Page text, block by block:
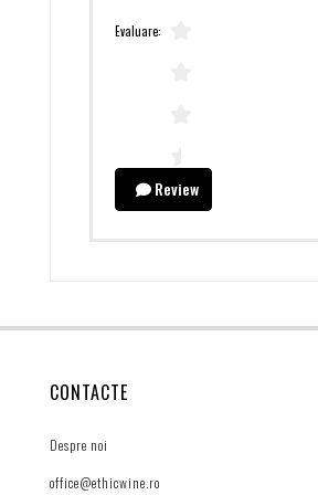
Evaluare:
Review
CONTACTE
Despre noi
office@ethicwine.ro